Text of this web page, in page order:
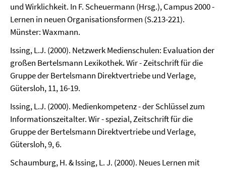
und Wirklichkeit. In F. Scheuermann (Hrsg.), Campus 2000 -
Lernen in neuen Organisationsformen (S.213-221).
Münster: Waxmann.
Issing, L.J. (2000). Netzwerk Medienschulen: Evaluation der
großen Bertelsmann Lexikothek. Wir - Zeitschrift für die
Gruppe der Bertelsmann Direktvertriebe und Verlage,
Gütersloh, 11, 16-19.
Issing, L.J. (2000). Medienkompetenz - der Schlüssel zum
Informationszeitalter. Wir - spezial, Zeitschrift für die
Gruppe der Bertelsmann Direktvertriebe und Verlage,
Gütersloh, 9, 6.
Schaumburg, H. & Issing, L. J. (2000). Neues Lernen mit